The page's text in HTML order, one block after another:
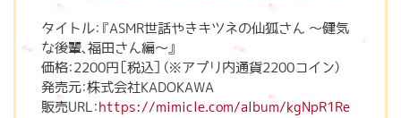
タイトル：『ASMR世話やきキツネの仙狐さん ～健気
な後輩、福田さん編～』
価格：2200円［税込］（※アプリ内通貨2200コイン）
発売元：株式会社KADOKAWA
販売URL：https://mimicle.com/album/kgNpR1Re